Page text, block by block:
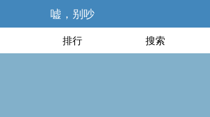
嘘，别吵
排行 搜索